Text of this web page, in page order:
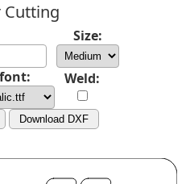
Cutting
Size:
Weld:
Download DXF